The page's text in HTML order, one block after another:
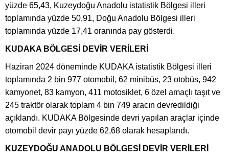
yüzde 65,43, Kuzeydoğu Anadolu istatistik Bölgesi illeri
toplamında yüzde 50,91, Doğu Anadolu Bölgesi illeri
toplamında yüzde 17,41 oranında pay gösterdi.
KUDAKA BÖLGESİ DEVİR VERİLERİ
Haziran 2024 döneminde KUDAKA istatistik Bölgesi illeri
toplamında 2 bin 977 otomobil, 62 minibüs, 23 otobüs, 942
kamyonet, 83 kamyon, 411 motosiklet, 6 özel amaçlı taşıt ve
245 traktör olarak toplam 4 bin 749 aracın devredildiği
açıklandı. KUDAKA Bölgesinde devri yapılan araçlar içinde
otomobil devir payı yüzde 62,68 olarak hesaplandı.
KUZEYDOĞU ANADOLU BÖLGESİ DEVİR VERİLERİ